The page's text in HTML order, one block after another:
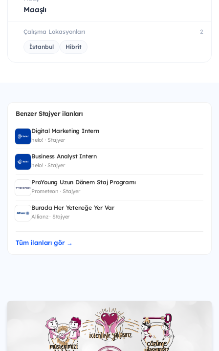
Maaşlı
Çalışma Lokasyonları 2
İstanbul Hibrit
Benzer Stajyer ilanları
Digital Marketing Intern
helo! · Stajyer
Business Analyst Intern
helo! · Stajyer
ProYoung Uzun Dönem Staj Programı
Prometeon · Stajyer
Burada Her Yeteneğe Yer Var
Allianz · Stajyer
Tüm ilanları gör →